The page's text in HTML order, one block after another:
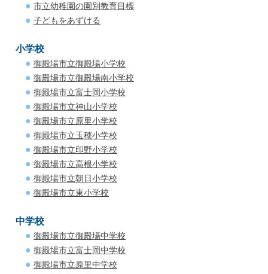
市立幼稚園の園別教育目標
子どもをあずける
小学校
御殿場市立御殿場小学校
御殿場市立御殿場南小学校
御殿場市立富士岡小学校
御殿場市立神山小学校
御殿場市立原里小学校
御殿場市立玉穂小学校
御殿場市立印野小学校
御殿場市立高根小学校
御殿場市立朝日小学校
御殿場市立東小学校
中学校
御殿場市立御殿場中学校
御殿場市立富士岡中学校
御殿場市立原里中学校